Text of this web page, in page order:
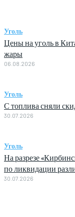
Уголь
Цены на уголь в
жары
06.08.2026
Уголь
С топлива сняли
30.07.2026
Уголь
На разрезе
по ликвидации
30.07.2026